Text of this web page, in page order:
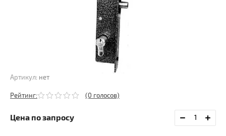
Артикул: нет
Рейтинг: (0 голосов)
Цена по запросу